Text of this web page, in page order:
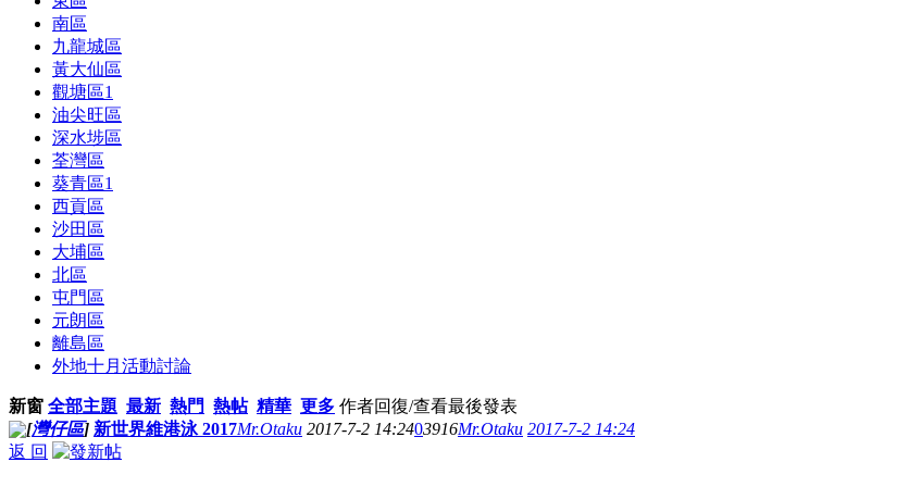
南區
九龍城區
黃大仙區
觀塘區1
油尖旺區
深水埗區
荃灣區
葵青區1
西貢區
沙田區
大埔區
北區
屯門區
元朗區
離島區
外地十月活動討論
新窗 全部主題 最新 熱門 熱帖 精華 更多 作者回復/查看最後發表
[灣仔區] 新世界維港泳 2017Mr.Otaku 2017-7-2 14:2403916Mr.Otaku 2017-7-2 14:24
返 回